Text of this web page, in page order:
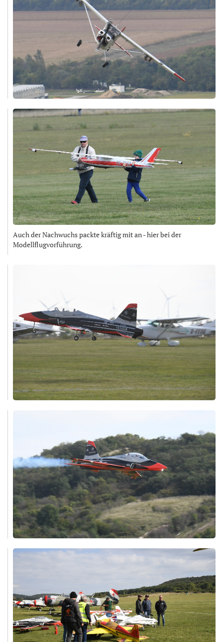
Auch der Nachwuchs packte kräftig mit an - hier bei der
Modellflugvorführung.